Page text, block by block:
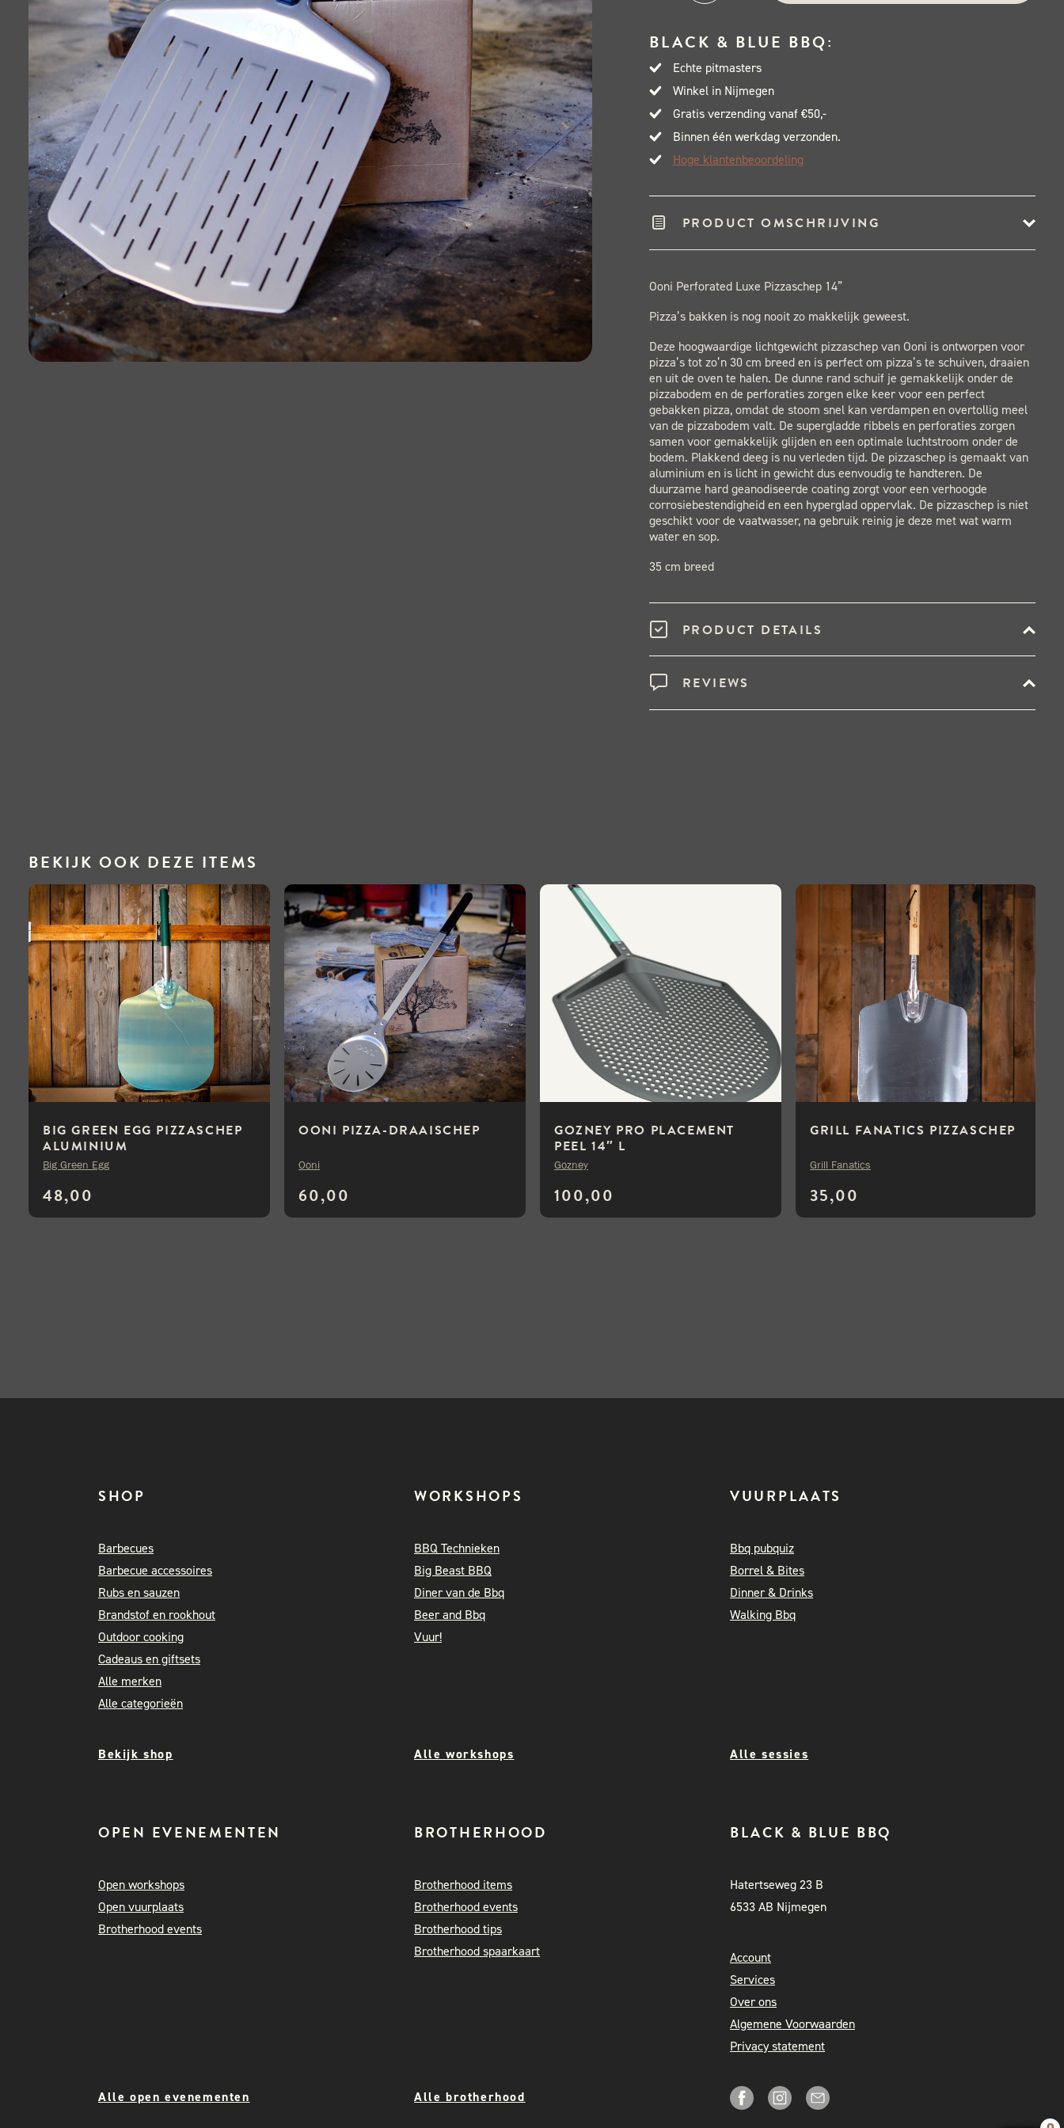
Pizzaschep
14''
aantal
BLACK & BLUE BBQ:
Echte pitmasters
Winkel in Nijmegen
Gratis verzending vanaf €50,-
Binnen één werkdag verzonden.
Hoge klantenbeoordeling
PRODUCT OMSCHRIJVING
Ooni Perforated Luxe Pizzaschep 14”
Pizza’s bakken is nog nooit zo makkelijk geweest.
Deze hoogwaardige lichtgewicht pizzaschep van Ooni is ontworpen voor
pizza’s tot zo’n 30 cm breed en is perfect om pizza’s te schuiven, draaien
en uit de oven te halen. De dunne rand schuif je gemakkelijk onder de
pizzabodem en de perforaties zorgen elke keer voor een perfect
gebakken pizza, omdat de stoom snel kan verdampen en overtollig meel
van de pizzabodem valt. De supergladde ribbels en perforaties zorgen
samen voor gemakkelijk glijden en een optimale luchtstroom onder de
bodem. Plakkend deeg is nu verleden tijd. De pizzaschep is gemaakt van
aluminium en is licht in gewicht dus eenvoudig te handteren. De
duurzame hard geanodiseerde coating zorgt voor een verhoogde
corrosiebestendigheid en een hyperglad oppervlak. De pizzaschep is niet
geschikt voor de vaatwasser, na gebruik reinig je deze met wat warm
water en sop.
35 cm breed
PRODUCT DETAILS
REVIEWS
BEKIJK OOK DEZE ITEMS
BIG GREEN EGG PIZZASCHEP
ALUMINIUM
48,00
Big Green Egg
OONI PIZZA-DRAAISCHEP
60,00
Ooni
GOZNEY PRO PLACEMENT
PEEL 14″ L
100,00
Gozney
GRILL FANATICS PIZZASCHEP
35,00
Grill Fanatics
SHOP
Barbecues
Barbecue accessoires
Rubs en sauzen
Brandstof en rookhout
Outdoor cooking
Cadeaus en giftsets
Alle merken
Alle categorieën
WORKSHOPS
BBQ Technieken
Big Beast BBQ
Diner van de Bbq
Beer and Bbq
Vuur!
VUURPLAATS
Bbq pubquiz
Borrel & Bites
Dinner & Drinks
Walking Bbq
Bekijk shop Alle workshops Alle sessies
OPEN EVENEMENTEN
Open workshops
Open vuurplaats
Brotherhood events
BROTHERHOOD
Brotherhood items
Brotherhood events
Brotherhood tips
Brotherhood spaarkaart
BLACK & BLUE BBQ
Hatertseweg 23 B
6533 AB Nijmegen
Account
Services
Over ons
Algemene Voorwaarden
Privacy statement
Alle open evenementen Alle brotherhood